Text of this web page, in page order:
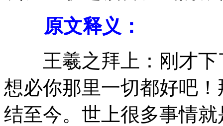
原文释义：
王羲之拜上：刚才下
想必你那里一切都好吧
结至今。世上很多事情